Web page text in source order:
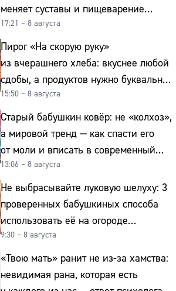
меняет суставы и пищеварение
после 50
17:21 – 8 августа
Пирог «На скорую руку»
из вчерашнего хлеба: вкуснее любой
сдобы, а продуктов нужно буквально
копейки
15:50 – 8 августа
Старый бабушкин ковёр: не «колхоз»,
а мировой тренд — как спасти его
от моли и вписать в современный
интерьер
13:06 – 8 августа
Не выбрасывайте луковую шелуху: 3
проверенных бабушкиных способа
использовать её на огороде
и для здоровья этой зимой
9:30 – 8 августа
«Твою мать» ранит не из-за хамства:
невидимая рана, которая есть